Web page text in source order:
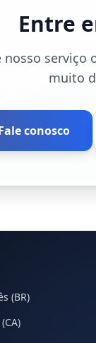
Entre
nosso serviço
muito
conosco
(BR)